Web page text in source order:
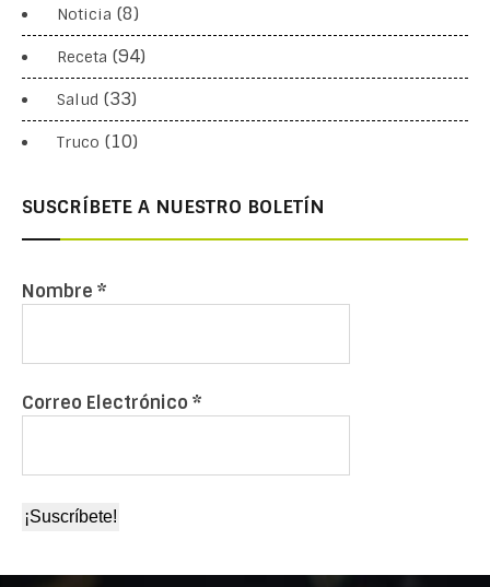
Noticia (8)
Receta (94)
Salud (33)
Truco (10)
SUSCRÍBETE A NUESTRO BOLETÍN
Nombre *
Correo Electrónico *